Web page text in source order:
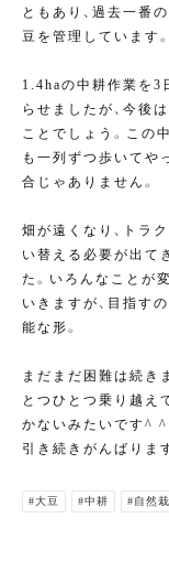
ともあり、過去一番
豆を管理しています。
1.4haの中耕作業を3
らせましたが、今後
ことでしょう。この
も一列ずつ歩いてや
合じゃありません。
畑が遠くなり、トラ
い替える必要が出て
た。いろんなことが
いきますが、目指す
能な形。
まだまだ困難は続き
とつひとつ乗り越え
かないみたいです^ ^
引き続きがんばります
#大豆 #中耕 #自然